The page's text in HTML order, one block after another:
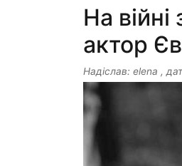
На
актор
Надіслав: elena ,